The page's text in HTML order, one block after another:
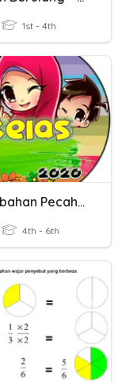
1st - 4th
Penambahan Pecahan
4th - 6th